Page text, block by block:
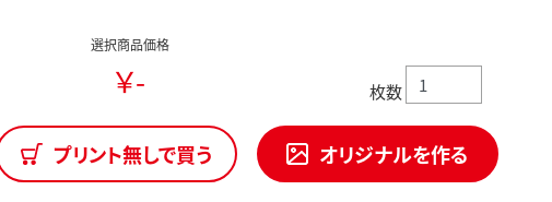
選択商品価格
￥- 枚数
プリント無しで買う オリジナルを作る